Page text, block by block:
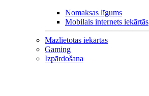
Nomaksas līgums
Mobilais internets iekārtās
Mazlietotas iekārtas
Gaming
Izpārdošana